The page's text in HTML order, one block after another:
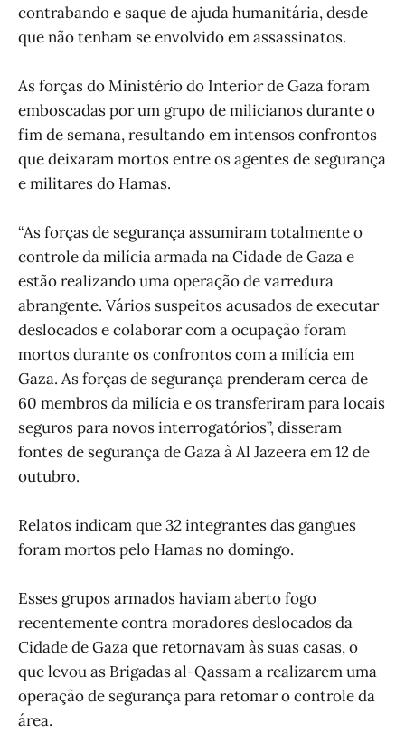
contrabando e saque de ajuda humanitária, desde
que não tenham se envolvido em assassinatos.
As forças do Ministério do Interior de Gaza foram
emboscadas por um grupo de milicianos durante o
fim de semana, resultando em intensos confrontos
que deixaram mortos entre os agentes de segurança
e militares do Hamas.
“As forças de segurança assumiram totalmente o
controle da milícia armada na Cidade de Gaza e
estão realizando uma operação de varredura
abrangente. Vários suspeitos acusados de executar
deslocados e colaborar com a ocupação foram
mortos durante os confrontos com a milícia em
Gaza. As forças de segurança prenderam cerca de
60 membros da milícia e os transferiram para locais
seguros para novos interrogatórios”, disseram
fontes de segurança de Gaza à Al Jazeera em 12 de
outubro.
Relatos indicam que 32 integrantes das gangues
foram mortos pelo Hamas no domingo.
Esses grupos armados haviam aberto fogo
recentemente contra moradores deslocados da
Cidade de Gaza que retornavam às suas casas, o
que levou as Brigadas al-Qassam a realizarem uma
operação de segurança para retomar o controle da
área.